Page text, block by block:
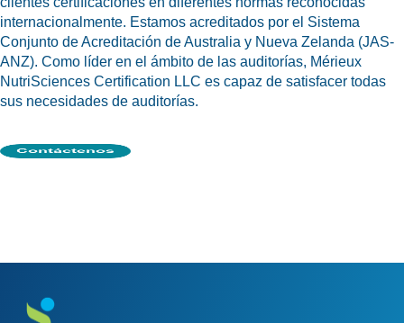
internacionalmente. Estamos acreditados por el Sistema
Conjunto de Acreditación de Australia y Nueva Zelanda (JAS-
ANZ). Como líder en el ámbito de las auditorías, Mérieux
NutriSciences Certification LLC es capaz de satisfacer todas
sus necesidades de auditorías.